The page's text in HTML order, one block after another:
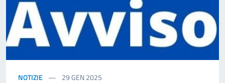
NOTIZIE 29GEN 2025